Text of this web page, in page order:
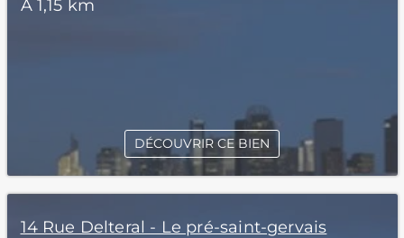
À 1,15 km
DÉCOUVRIR CE BIEN
14 Rue Delteral - Le pré-saint-gervais